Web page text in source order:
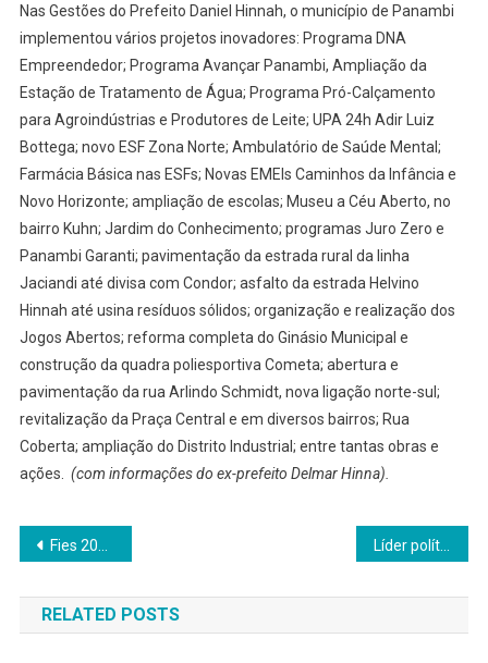
Nas Gestões do Prefeito Daniel Hinnah, o município de Panambi
implementou vários projetos inovadores: Programa DNA
Empreendedor; Programa Avançar Panambi, Ampliação da
Estação de Tratamento de Água; Programa Pró-Calçamento
para Agroindústrias e Produtores de Leite; UPA 24h Adir Luiz
Bottega; novo ESF Zona Norte; Ambulatório de Saúde Mental;
Farmácia Básica nas ESFs; Novas EMEIs Caminhos da Infância e
Novo Horizonte; ampliação de escolas; Museu a Céu Aberto, no
bairro Kuhn; Jardim do Conhecimento; programas Juro Zero e
Panambi Garanti; pavimentação da estrada rural da linha
Jaciandi até divisa com Condor; asfalto da estrada Helvino
Hinnah até usina resíduos sólidos; organização e realização dos
Jogos Abertos; reforma completa do Ginásio Municipal e
construção da quadra poliesportiva Cometa; abertura e
pavimentação da rua Arlindo Schmidt, nova ligação norte-sul;
revitalização da Praça Central e em diversos bairros; Rua
Coberta; ampliação do Distrito Industrial; entre tantas obras e
ações. (com informações do ex-prefeito Delmar Hinna).
Navegação
de
Post
Fies 2025: confira regras e como se inscrever Líder político e empresarial Bruno Artur Fockink morre aos 73 anos
RELATED POSTS